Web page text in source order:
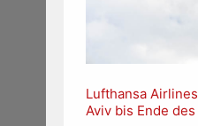
Lufthansa
Aviv bis Ende